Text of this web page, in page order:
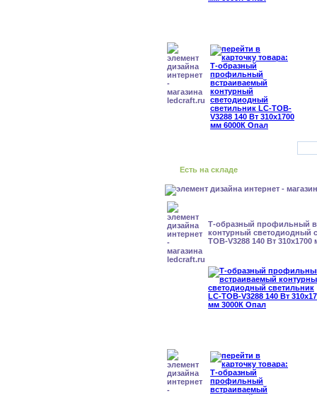
Есть на складе
Т-образный профильный
контурный светодиодный
TOB-V3288 140 Вт